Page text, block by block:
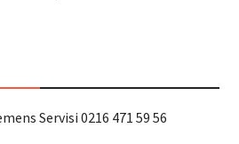
Servisi 0216 471 59 56